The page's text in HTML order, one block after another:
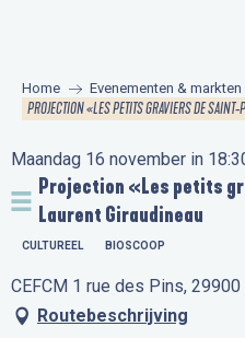
principal
Home Evenementen & markten
PROJECTION «LES PETITS GRAVIERS DE
Maandag 16 november in
Projection «Les petits
Laurent Giraudineau
CULTUREEL BIOSCOOP
CEFCM 1 rue des Pins, 29900
Routebeschrijving